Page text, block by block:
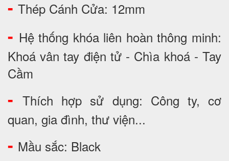
- Thép Cánh Cửa: 12mm
- Hệ thống khóa liên hoàn thông minh:
Khoá vân tay điện tử - Chìa khoá - Tay
Cầm
-Thích hợp sử dụng: Công ty, cơ
quan, gia đình, thư viện...
- Mầu sắc: Black